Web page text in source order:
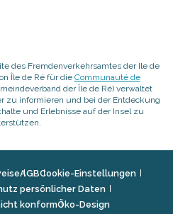
des Fremdenverkehrsamtes der Ile de
Île de Ré für die Communauté de
der Île de Ré) verwaltet
zu informieren und bei der Entdeckung
und Erlebnisse auf der Insel zu
AGBCookie-Einstellungen
persönlicher Daten
konformÖko-Design